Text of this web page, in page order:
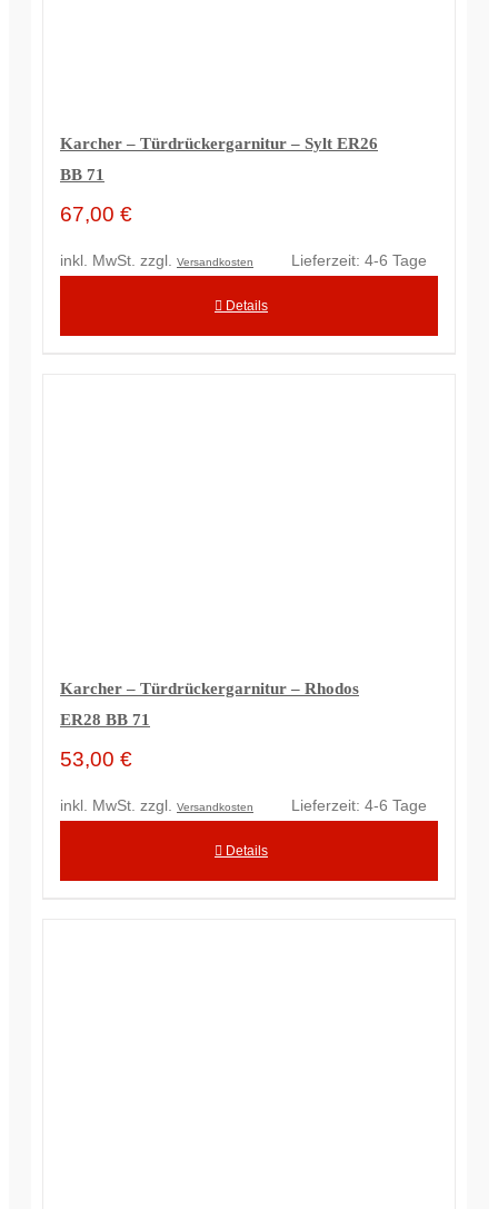
Karcher – Türdrückergarnitur – Sylt ER26
BB 71
67,00 €
inkl. MwSt. zzgl. Versandkosten Lieferzeit: 4-6 Tage
Details
Karcher – Türdrückergarnitur – Rhodos
ER28 BB 71
53,00 €
inkl. MwSt. zzgl. Versandkosten Lieferzeit: 4-6 Tage
Details